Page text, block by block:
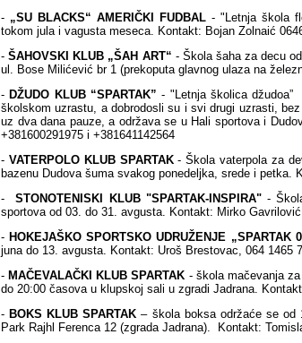
- „SU BLACKS“ AMERIČKI FUDBAL - "Letnja škola
tokom jula i vagusta meseca. Kontakt: Bojan Zolnaić
-ŠAHOVSKI KLUB „ŠAH ART“ - Škola šaha za decu
ul. Bose Milićević br 1 (prekoputa glavnog ulaza na
- DŽUDO KLUB “SPARTAK” - "Letnja školica
školskom uzrastu, a dobrodosli su i svi drugi uzrasti,
uz dva dana pauze, a održava se u Hali sportova i
+381600291975 i +381641142564
- VATERPOLO KLUB SPARTAK- Škola vaterpola za
bazenu Dudova šuma svakog ponedeljka, srede i petka.
-STONOTENISKI KLUB "SPARTAK-INSPIRA"-
sportova od 03. do 31. avgusta. Kontakt: Mirko
- HOKEJAŠKO SPORTSKO UDRUŽENJE „SPARTAK
juna do 13. avgusta. Kontakt: Uroš Brestovac, 064 1465
- MAČEVALAČKI KLUB SPARTAK - škola mačevanja
do 20:00 časova u klupskoj sali u zgradi Jadrana.
- BOKS KLUB SPARTAK – škola boksa održaće se od
Park Rajhl Ferenca 12 (zgrada Jadrana). Kontakt: